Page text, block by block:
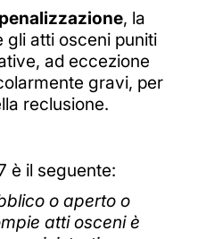
, la
gli atti osceni puniti
ad eccezione
gravi, per
reclusione.
è il seguente:
o aperto o
atti osceni è